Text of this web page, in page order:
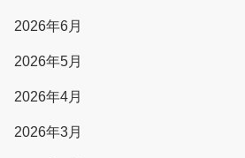
2026年6月
2026年5月
2026年4月
2026年3月